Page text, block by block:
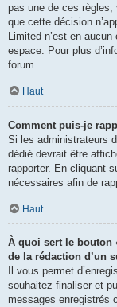
pas une de ces
que cette décision
Limited n’est en
espace. Pour plus
forum.
Haut
Comment puis-je
Si les administrateurs
dédié devrait être
rapporter. En cliquant
nécessaires afin de
Haut
À quoi sert le bouton
de la rédaction d’un
Il vous permet
souhaitez finaliser et
messages enregistrés